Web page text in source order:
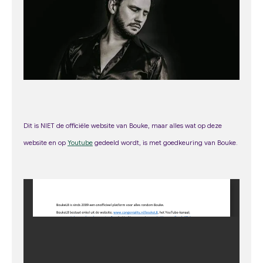
a
m
Dit is NIET de officiële website van Bouke, maar alles wat op deze
website en op Youtube gedeeld wordt, is met goedkeuring van Bouke.